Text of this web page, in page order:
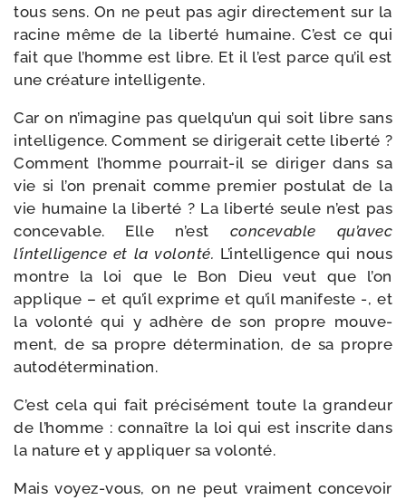
tous sens. On ne peut pas agir direc­te­ment sur la
racine même de la liber­té humaine. C’est ce qui
fait que l’homme est libre. Et il l’est parce qu’il est
une créa­ture intelligente.
Car on n’imagine pas quelqu’un qui soit libre sans
intel­li­gence. Comment se diri­ge­rait cette liber­té ?
Comment l’homme pourrait-​il se diri­ger dans sa
vie si l’on pre­nait comme pre­mier pos­tu­lat de la
vie humaine la liber­té ? La liber­té seule n’est pas
conce­vable. Elle n’est conce­vable qu’avec
l’intelligence et la volon­té. L’intelligence qui nous
montre la loi que le Bon Dieu veut que l’on
applique – et qu’il exprime et qu’il mani­feste -, et
la volon­té qui y adhère de son propre mou­ve­
ment, de sa propre déter­mi­na­tion, de sa propre
autodétermination.
C’est cela qui fait pré­ci­sé­ment toute la gran­deur
de l’homme : connaître la loi qui est ins­crite dans
la nature et y appli­quer sa volonté.
Mais voyez-​vous, on ne peut vrai­ment conce­voir